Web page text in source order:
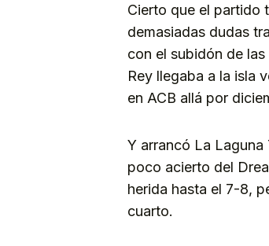
Cierto que el partido
demasiadas dudas
con el subidón de
Rey llegaba a la isla
en ACB allá por
Y arrancó La
poco acierto del
herida hasta el 7-8,
cuarto.